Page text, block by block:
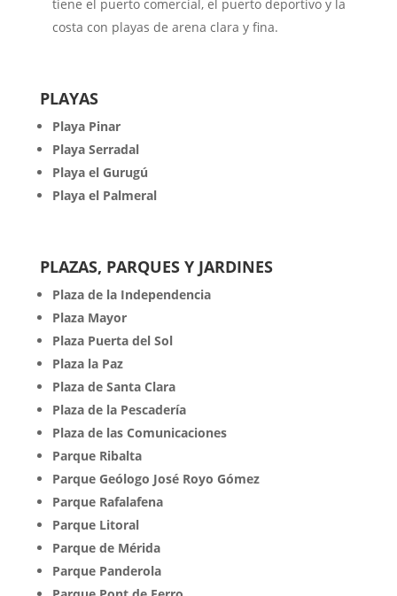
tiene el puerto comercial, el puerto deportivo y la
costa con playas de arena clara y fina.
PLAYAS
Playa Pinar
Playa Serradal
Playa el Gurugú
Playa el Palmeral
PLAZAS, PARQUES Y JARDINES
Plaza de la Independencia
Plaza Mayor
Plaza Puerta del Sol
Plaza la Paz
Plaza de Santa Clara
Plaza de la Pescadería
Plaza de las Comunicaciones
Parque Ribalta
Parque Geólogo José Royo Gómez
Parque Rafalafena
Parque Litoral
Parque de Mérida
Parque Panderola